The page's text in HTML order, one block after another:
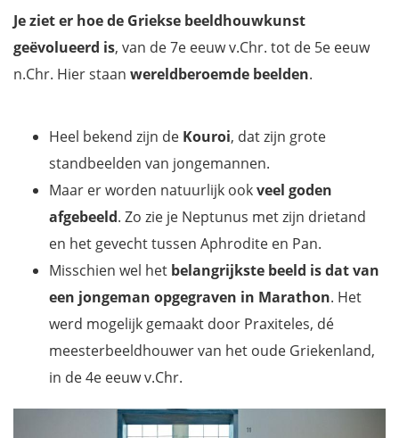
Je ziet er hoe de Griekse beeldhouwkunst
geëvolueerd is, van de 7e eeuw v.Chr. tot de 5e eeuw
n.Chr. Hier staan wereldberoemde beelden.
Heel bekend zijn de Kouroi, dat zijn grote
standbeelden van jongemannen.
Maar er worden natuurlijk ookveel goden
afgebeeld. Zo zie je Neptunus met zijn drietand
en het gevecht tussen Aphrodite en Pan.
Misschien wel het belangrijkste beeld is dat van
een jongeman opgegraven in Marathon. Het
werd mogelijk gemaakt door Praxiteles, dé
meesterbeeldhouwer van het oude Griekenland,
in de 4e eeuw v.Chr.